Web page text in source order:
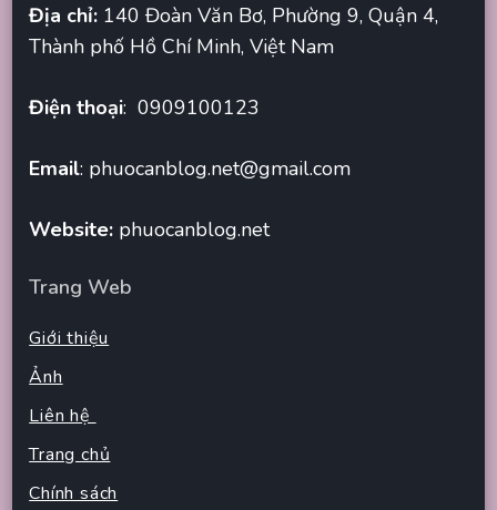
Địa chỉ: 140 Đoàn Văn Bơ, Phường 9, Quận 4,
Thành phố Hồ Chí Minh, Việt Nam
Điện thoại: 0909100123
Email: phuocanblog.net@gmail.com
Website: phuocanblog.net
Trang Web
Giới thiệu
Ảnh
Liên hệ
Trang chủ
Chính sách